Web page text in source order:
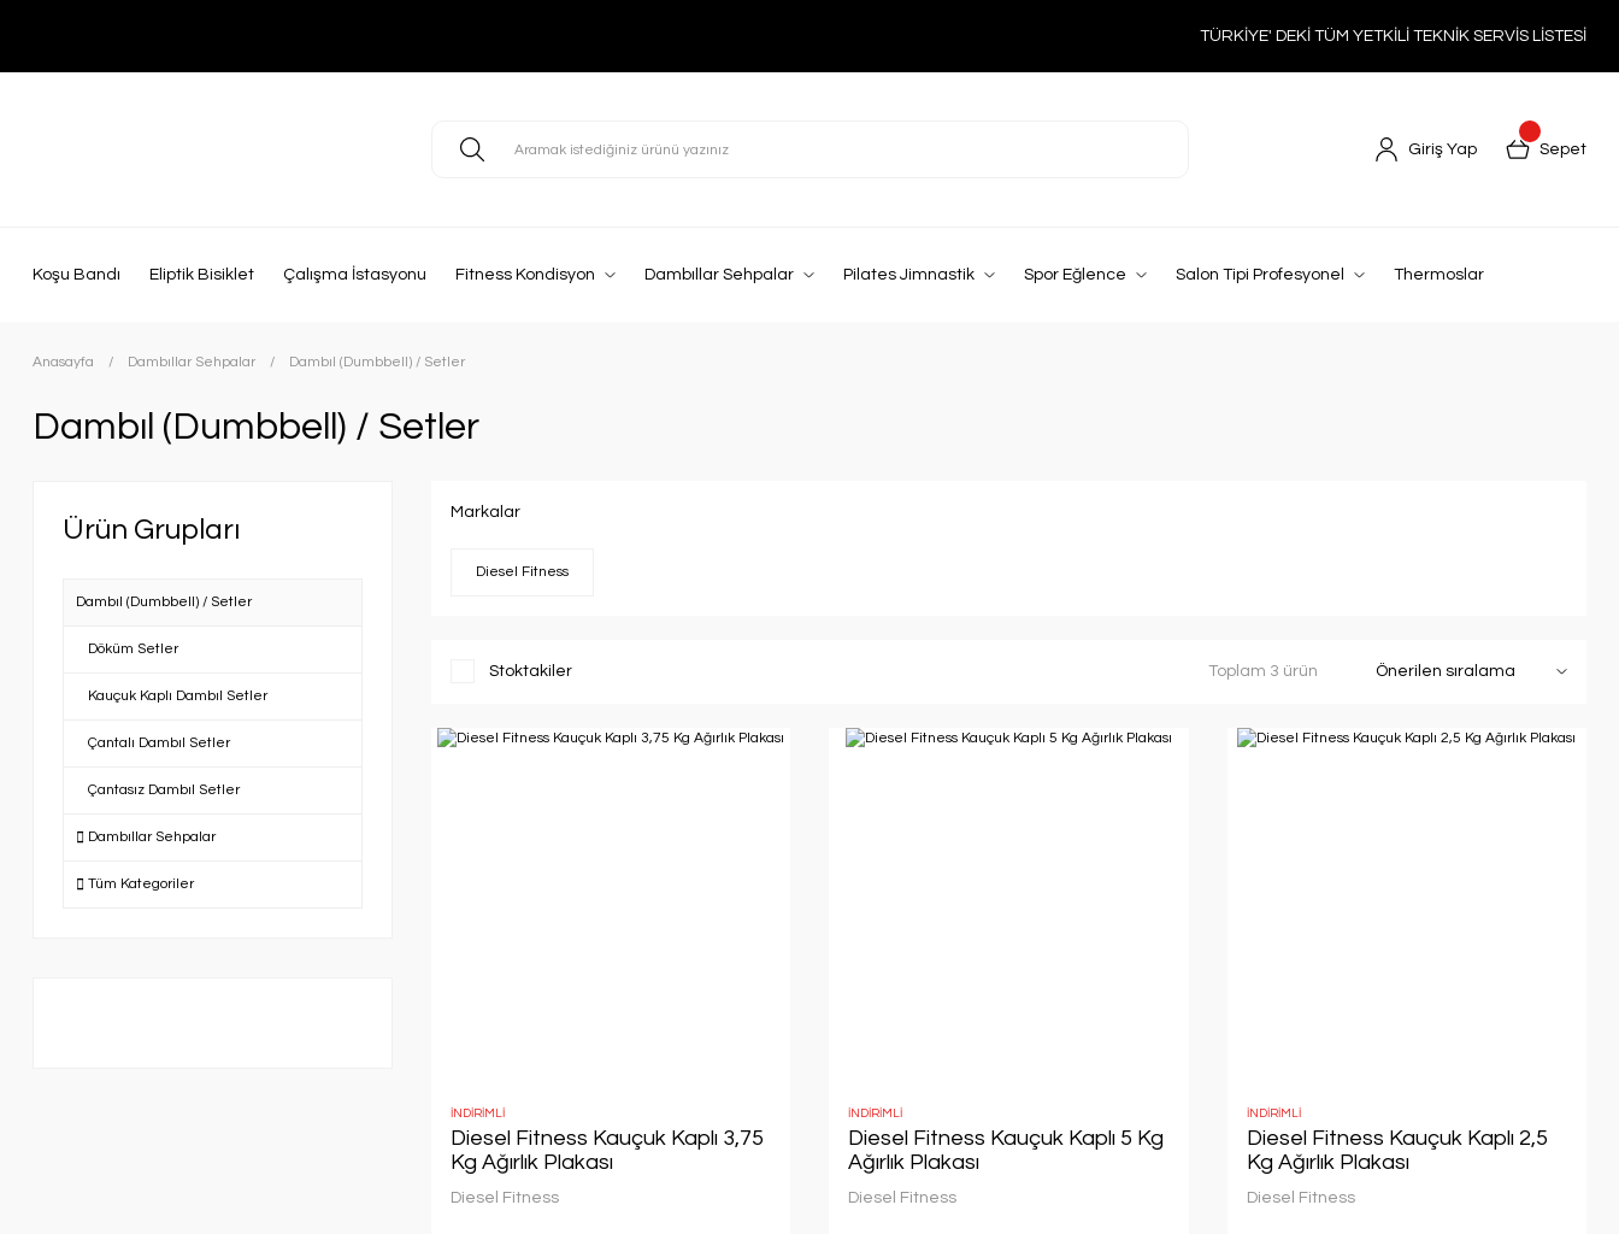
TÜRKİYE' DEKİ TÜM YETKİLİ TEKNİK SERVİS LİSTESİ
Giriş Yap Sepet
Koşu Bandı Eliptik Bisiklet Çalışma İstasyonu Fitness Kondisyon Dambıllar Sehpalar Pilates Jimnastik Spor Eğlence Salon Tipi Profesyonel Thermoslar
Anasayfa Dambıllar Sehpalar Dambıl (Dumbbell) / Setler
Dambıl (Dumbbell) / Setler
Ürün Grupları
Dambıl (Dumbbell) / Setler
Döküm Setler
Kauçuk Kaplı Dambıl Setler
Çantalı Dambıl Setler
Çantasız Dambıl Setler
Dambıllar Sehpalar
Tüm Kategoriler
Markalar
Diesel Fitness
Stoktakiler Toplam 3 ürün
İNDİRİMLİ
Diesel Fitness Kauçuk Kaplı 3,75
Kg Ağırlık Plakası
Diesel Fitness
İNDİRİMLİ
Diesel Fitness Kauçuk Kaplı 5 Kg
Ağırlık Plakası
Diesel Fitness
İNDİRİMLİ
Diesel Fitness Kauçuk Kaplı 2,5
Kg Ağırlık Plakası
Diesel Fitness